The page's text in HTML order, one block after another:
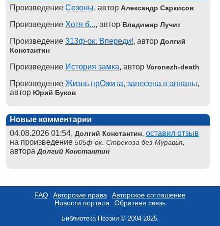
Произведение Сезоны, автор Александр Саркисов
Произведение Хотя б..., автор Владимир Лучит
Произведение 313ф-ок. Впереди!, автор Долгий
Константин
Произведение История замка, автор Voronezh-death
Произведение Жизнь прОжита, занесена в анналы,
автор Юрий Буков
Новые комментарии
04.08.2026 01:54, Долгий Константин, оставил отзыв
на произведение 505ф-ок. Стрекоза без Муравья,
автораДолгий Константин
FAQ Авторские права
Авторское соглашение
Новости портала
Обратная связь
Библиотека Поэзии © 2004-2025.